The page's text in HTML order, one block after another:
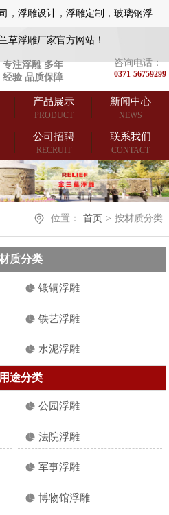
，浮雕设计，浮雕定制，玻璃钢浮
浮雕厂家官方网站！
专注浮雕 多年
经验 品质保障
咨询电话：
0371-56759299
产品展示
PRODUCT
新闻中心
NEWS
公司招聘
RECRUIT
联系我们
CONTACT
位置： 首页 > 按材质分类
质分类
锻铜浮雕
铁艺浮雕
水泥浮雕
途分类
公园浮雕
法院浮雕
军事浮雕
博物馆浮雕